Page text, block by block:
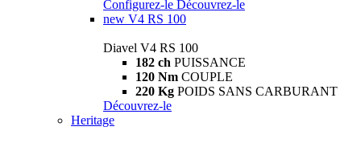
Configurez-le Découvrez-le
new V4 RS 100
Diavel V4 RS 100
182 ch PUISSANCE
120 Nm COUPLE
220 Kg POIDS SANS CARBURANT
Découvrez-le
Heritage